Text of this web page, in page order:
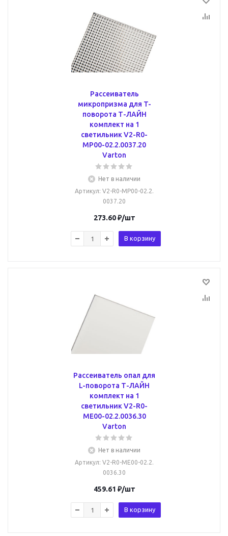
Рассеиватель
микропризма для T-
поворота Т-ЛАЙН
комплект на 1
светильник V2-R0-
MP00-02.2.0037.20
Varton
Нет в наличии
Артикул: V2-R0-MP00-02.2.
0037.20
273.60₽/шт
В корзину
Рассеиватель опал для
L-поворота Т-ЛАЙН
комплект на 1
светильник V2-R0-
МЕ00-02.2.0036.30
Varton
Нет в наличии
Артикул: V2-R0-МЕ00-02.2.
0036.30
459.61 ₽/шт
В корзину